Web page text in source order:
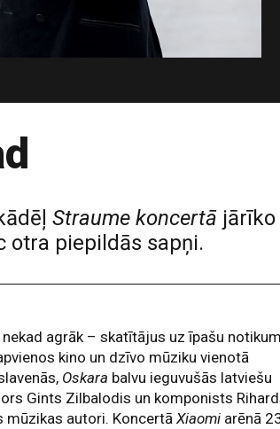
Straume koncertā
otra piepildās sapņi.
nekad agrāk – skatītājus uz īpašu
kino un dzīvo mūziku vienotā
Oskara balvu ieguvušās latviešu
Gints Zilbalodis un komponists
mūzikas autori. KoncertāXiaomi arēnā